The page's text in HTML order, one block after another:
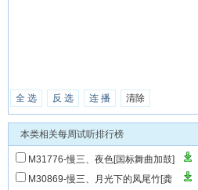
全 选 反 选 连 播 清除
本类相关每周试听排行榜
M31776-慢三、夜色[国标舞曲加鼓]
M30869-慢三、月光下的凤尾竹[龚